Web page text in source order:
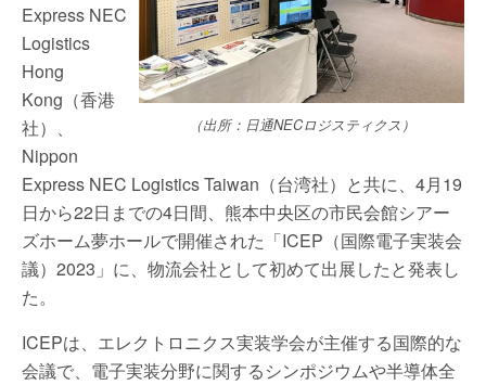
（出所：日通NECロジスティクス）
Express NEC
Logistics
Hong
Kong（香港
社）、
Nippon
Express NEC Logistics Taiwan（台湾社）と共に、4月19
日から22日までの4日間、熊本中央区の市民会館シアー
ズホーム夢ホールで開催された「ICEP（国際電子実装会
議）2023」に、物流会社として初めて出展したと発表し
た。
ICEPは、エレクトロニクス実装学会が主催する国際的な
会議で、電子実装分野に関するシンポジウムや半導体全